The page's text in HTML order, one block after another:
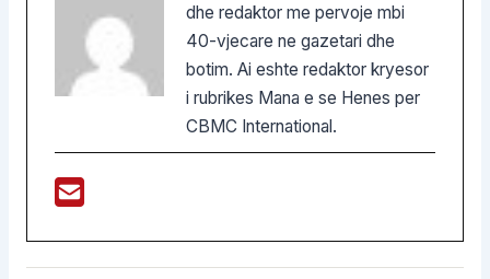
dhe redaktor me pervoje mbi
40-vjecare ne gazetari dhe
botim. Ai eshte redaktor kryesor
i rubrikes Mana e se Henes per
CBMC International.